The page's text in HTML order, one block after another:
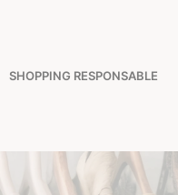
SHOPPING RESPONSABLE